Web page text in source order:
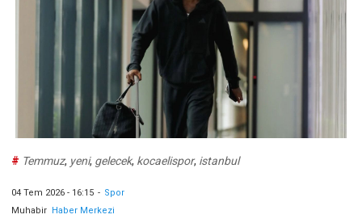
# Temmuz, yeni, gelecek, kocaelispor, istanbul
04 Tem 2026 - 16:15 - Spor
Muhabir Haber Merkezi